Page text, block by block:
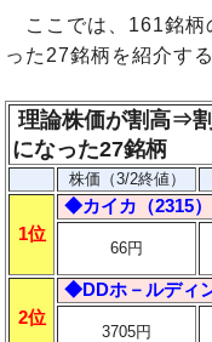
ここでは、161銘柄
った27銘柄を紹介する
理論株価が割高⇒
になった27銘柄
株価（3/2終値）
1位
◆カイカ（2315）
66円
2位
◆DDホ－ルディ
3705円